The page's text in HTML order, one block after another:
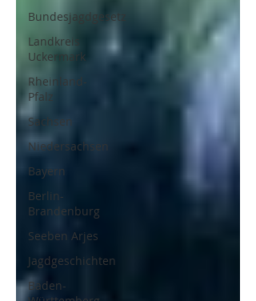
Bundesjagdgesetz
Landkreis
Uckermark
Rheinland-
Pfalz
Sachsen
Niedersachsen
Bayern
Berlin-
Brandenburg
Seeben Arjes
Jagdgeschichten
Baden-